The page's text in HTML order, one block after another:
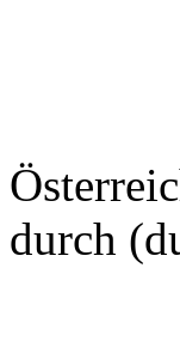
durch